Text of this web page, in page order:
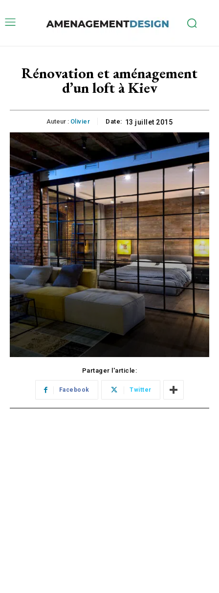
Rénovation et aménagement
d’un loft à Kiev
Auteur : Olivier Date: 13 juillet 2015
Partager l'article:
Facebook Twitter